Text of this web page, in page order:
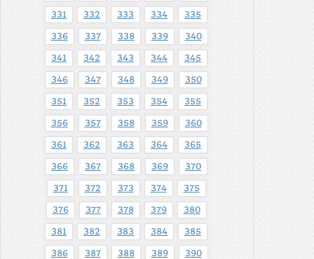
331 332 333 334 335
336 337 338 339 340
341 342 343 344 345
346 347 348 349 350
351 352 353 354 355
356 357 358 359 360
361 362 363 364 365
366 367 368 369 370
371 372 373 374 375
376 377 378 379 380
381 382 383 384 385
386 387 388 389 390